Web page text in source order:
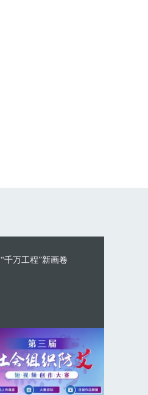
“千万工程”新画卷